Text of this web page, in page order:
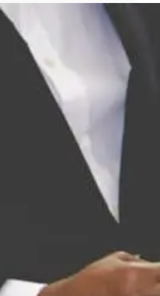
Comment obtenir
le meilleur prix
lors d’un rachat
d’or ?